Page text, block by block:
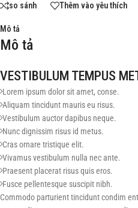
so sánh Thêm vào yêu thích
Mô tả
Mô tả
VESTIBULUM TEMPUS
Lorem ipsum dolor sit amet, conse.
Aliquam tincidunt mauris eu risus.
Vestibulum auctor dapibus neque.
Nunc dignissim risus id metus.
Cras ornare tristique elit.
Vivamus vestibulum nulla nec ante.
Praesent placerat risus quis eros.
Fusce pellentesque suscipit nibh.
Commodo parturient tincidunt condim